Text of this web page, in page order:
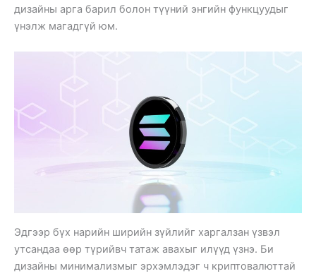
дизайны арга барил болон түүний энгийн функцуудыг
үнэлж магадгүй юм.
Эдгээр бүх нарийн ширийн зүйлийг харгалзан үзвэл
утсандаа өөр түрийвч татаж авахыг илүүд үзнэ. Би
дизайны минимализмыг эрхэмлэдэг ч криптовалюттай